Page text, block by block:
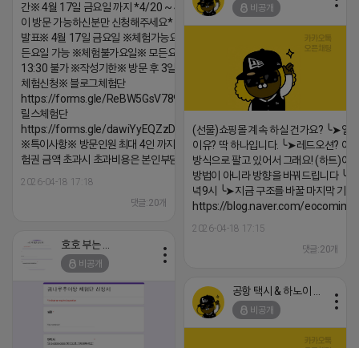
간※ 4월 17일 금요일 까지 *4/20 ~ 4/26 사
이 방문 가능하신분만 신청해주세요* ※체험단
발표※ 4월 17일 금요일 ※체험가능요일※ 모
든요일 가능 ※체험불가요일※ 모든요일 12 ~
13:30 불가 ※작성기한※ 방문 후 3일 이내 ※
체험신청※ 블로그체험단
https://forms.gle/ReBW5GsV789ur2Pz6
릴스체험단
https://forms.gle/dawiYyEQZzDdqf8W8
※특이사항※ 방문인원 최대 4인 까지 가능 체
험권 금액 초과시 초과비용은 본인부담입니다.
2026-04-18 17:18
댓글:20개
비공개
(선물)쇼핑몰 계속 하실 건가요? ╰➤열
이유? 딱 하나입니다. ╰➤레드오션? 아
방식으로 팔고 있어서 그래요! (하트)이
방법이 아니라 방향을 바꿔드립니다
녁9시 ╰➤지금 구조를 바꿀 마지막 기회
https://blog.naver.com/eocomim/
2026-04-18 17:15
댓글:20개
비공개
비공개